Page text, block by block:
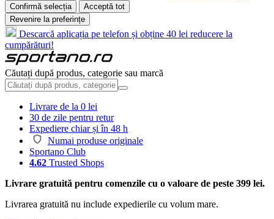
Confirmă selecția
Acceptă tot
Revenire la preferințe
Descarcă aplicația pe telefon și obține 40 lei reducere la
cumpărături!
Căutați după produs, categorie sau marcă
Livrare de la 0 lei
30 de zile pentru retur
Expediere chiar și în 48 h
Numai produse originale
Sportano Club
4.62 Trusted Shops
Livrare gratuită pentru comenzile cu o valoare de peste 399 lei.
Livrarea gratuită nu include expedierile cu volum mare.